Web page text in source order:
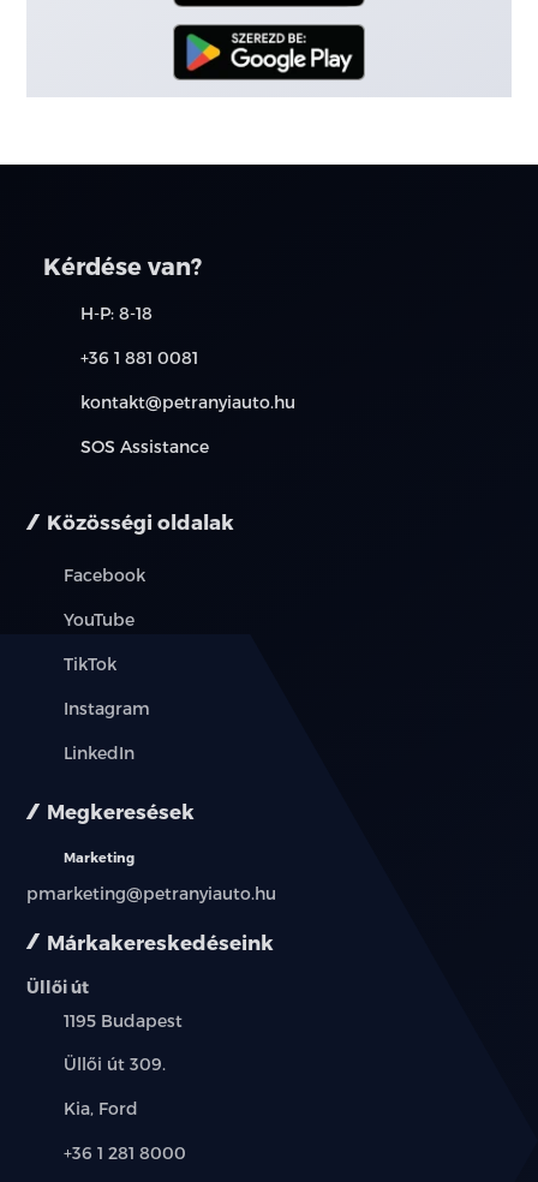
Márkakereskedéseink
Üllői út
Település:
1195 Budapest
Cím:
Üllői út 309.
Márkák:
Kia, Ford
Telefon:
+36 1 281 8000
Kérdése van?
H-P: 8-18
+36 1 881 0081
kontakt@petranyiauto.hu
SOS Assistance
Közösségi oldalak
Facebook
YouTube
TikTok
Instagram
LinkedIn
Megkeresések
Marketing
pmarketing@petranyiauto.hu